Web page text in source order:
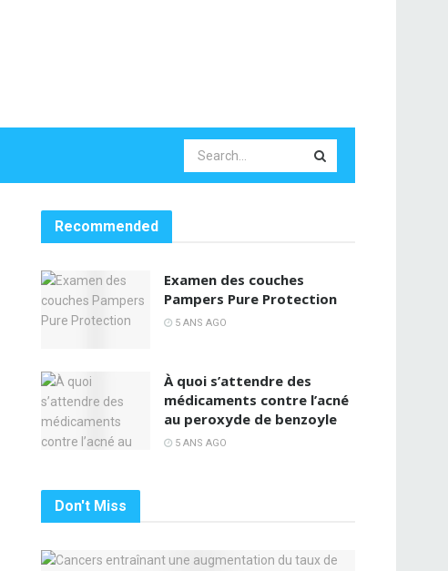
Recommended
Examen des couches
Pampers Pure Protection
5 ANS AGO
À quoi s’attendre des
médicaments contre l’acné
au peroxyde de benzoyle
5 ANS AGO
Don't Miss